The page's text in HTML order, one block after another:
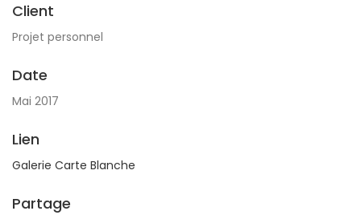
Client
Projet personnel
Date
Mai 2017
Lien
Galerie Carte Blanche
Partage